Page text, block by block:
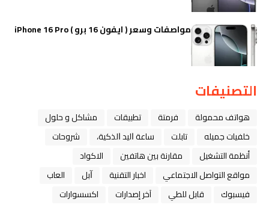
مواصفات وسعر ( ايفون 16 برو ) iPhone 16 Pro
التصنيفات
هواتف محمولة فرمتة تطبيقات
مشاكل و حلول
خلفيات جميله
تابلت ﺳﺎﻋﺔ ﺍﻟﻴﺪ ﺍﻟﺬﻛﻴﺔ،
شروحات
أنظمة التشغيل
مقارنة بين هاتفين
الاكواد
مواقع التواصل الاجتماعي
اخبار التقنية ﺁﺑﻞ
العاب
فيسبوك
قابل للطي آخر إصدارات
اكسسوارات